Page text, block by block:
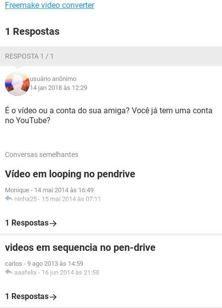
Freemake video converter
1 Respostas
RESPOSTA 1 / 1
usuário anônimo
14 jan 2018 às 12:29
É o vídeo ou a conta do sua amiga? Você já tem uma conta
no YouTube?
Conversas semelhantes
Vídeo em looping no pendrive
Monique - 14 mai 2014 às 16:49
ninha25 - 15 mai 2014 às 07:11
1 Respostas
videos em sequencia no pen-drive
carlos - 9 ago 2013 às 14:59
aaafelix - 16 jun 2014 às 21:58
1 Respostas